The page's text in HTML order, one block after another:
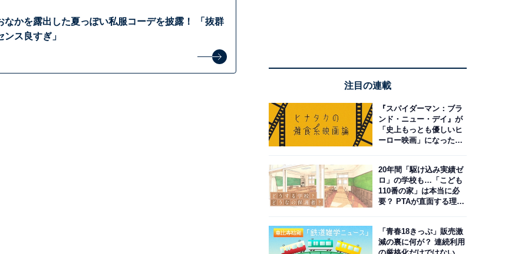
なかを露出した夏っぽい私服コーデを披露！ 「抜群
ス良すぎ」
注目の連載
『スパイダーマン：ブラ
ンド・ニュー・デイ』が
「史上もっとも優しいヒ
ーロー映画」になった理
20年間「駆け込み実績ゼ
ロ」の学校も…「こども
110番の家」は本当に必
要？ PTAが直面する理想
「青春18きっぷ」販売激
減の裏に何が？ 連続利用